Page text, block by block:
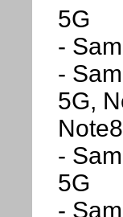
5G
-
-
5G,
Note8
-
5G
-